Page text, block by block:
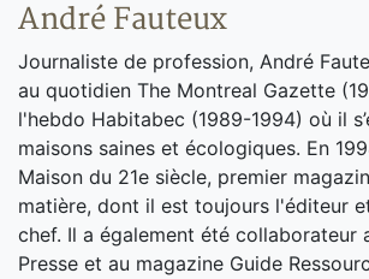
André Fauteux
Journaliste de profession, André
au quotidien The Montreal Gazette
l'hebdo Habitabec (1989-1994) où il
maisons saines et écologiques. En
Maison du 21e siècle, premier
matière, dont il est toujours l'éditeur
chef. Il a également été collaborateur
Presse et au magazine Guide